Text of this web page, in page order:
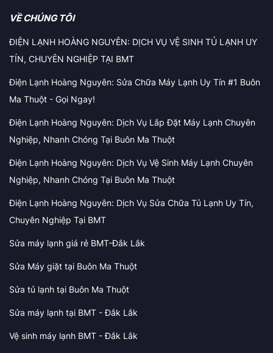
VỀ CHÚNG TÔI
ĐIỆN LẠNH HOÀNG NGUYÊN: DỊCH VỤ VỆ SINH TỦ LẠNH UY
TÍN, CHUYÊN NGHIỆP TẠI BMT
Điện Lạnh Hoàng Nguyên: Sửa Chữa Máy Lạnh Uy Tín #1 Buôn
Ma Thuột - Gọi Ngay!
Điện Lạnh Hoàng Nguyên: Dịch Vụ Lắp Đặt Máy Lạnh Chuyên
Nghiệp, Nhanh Chóng Tại Buôn Ma Thuột
Điện Lạnh Hoàng Nguyên: Dịch Vụ Vệ Sinh Máy Lạnh Chuyên
Nghiệp, Nhanh Chóng Tại Buôn Ma Thuột
Điện Lạnh Hoàng Nguyên: Dịch Vụ Sửa Chữa Tủ Lạnh Uy Tín,
Chuyên Nghiệp Tại BMT
Sửa máy lạnh giá rẻ BMT-Đắk Lắk
Sửa Máy giặt tại Buôn Ma Thuột
Sửa tủ lạnh tại Buôn Ma Thuột
Sửa máy lạnh tại BMT - Đắk Lắk
Vệ sinh máy lạnh BMT - Đắk Lắk